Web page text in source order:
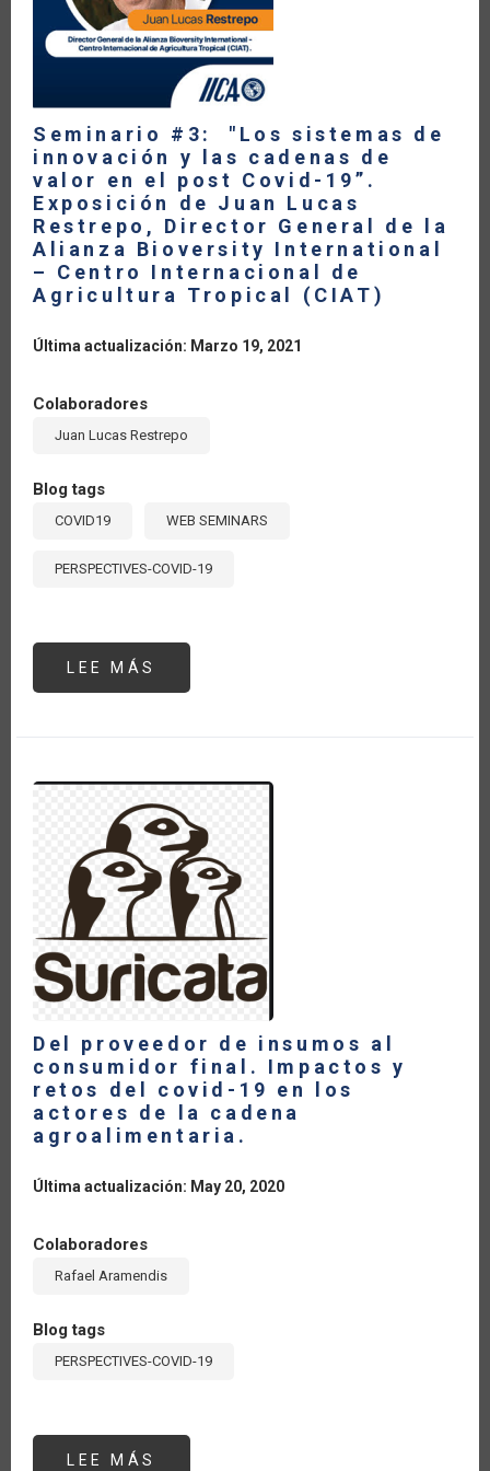
EXPOSICIÓN
DE
ELSA
MURANO,
EX
SUBSECRETARIA
DE
AGRICULTURA
Y
SEGURIDAD
ALIMENTARIA
DE
ESTADOS
UNIDOS
Seminario #3: "Los sistemas de
innovación y las cadenas de
valor en el post Covid-19”.
Exposición de Juan Lucas
Restrepo, Director General de la
Alianza Bioversity International
– Centro Internacional de
Agricultura Tropical (CIAT)
Última actualización: Marzo 19, 2021
Colaboradores
Juan Lucas Restrepo
Blog tags
COVID19 WEB SEMINARS
PERSPECTIVES-COVID-19
LEE MÁS
#3:
LAS
CADENAS
DE
VALOR
EN
EL
POST
COVID-
19”.
EXPOSICIÓN
DE
LUCAS
RESTREPO,
DIRECTOR
DE
LA
ALIANZA
BIOVERSITY
INTERNATIONAL
–
CENTRO
INTERNACIONAL
TROPICAL
Del proveedor de insumos al
consumidor final. Impactos y
retos del covid-19 en los
actores de la cadena
agroalimentaria.
Última actualización: May 20, 2020
Colaboradores
Rafael Aramendis
Blog tags
PERSPECTIVES-COVID-19
LEE MÁS